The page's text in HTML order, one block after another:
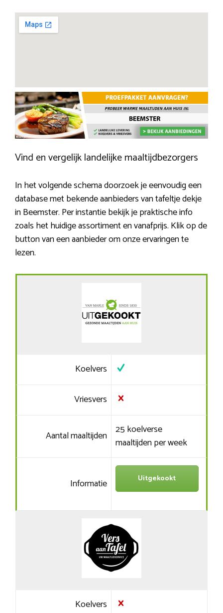
Vind en vergelijk landelijke maaltijdbezorgers
In het volgende schema doorzoek je eenvoudig een
database met bekende aanbieders van tafeltje dekje
in Beemster. Per instantie bekijk je praktische info
zoals het huidige assortiment en vanafprijs. Klik op de
button van een aanbieder om onze ervaringen te
lezen.
Koelvers
Vriesvers
Aantal maaltijden 25 koelverse
maaltijden per week
Informatie Uitgekookt
Koelvers